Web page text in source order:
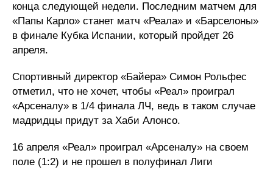
конца следующей недели. Последним матчем для
«Папы Карло» станет матч «Реала» и «Барселоны»
в финале Кубка Испании, который пройдет 26
апреля.
Спортивный директор «Байера» Симон Рольфес
отметил, что не хочет, чтобы «Реал» проиграл
«Арсеналу» в 1/4 финала ЛЧ, ведь в таком случае
мадридцы придут за Хаби Алонсо.
16 апреля «Реал» проиграл «Арсеналу» на своем
поле (1:2) и не прошел в полуфинал Лиги